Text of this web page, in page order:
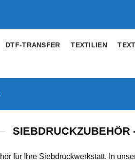
DTF-TRANSFER TEXTILIEN
SIEBDRUCKZUBEHÖR
für Ihre Siebdruckwerkstatt. In